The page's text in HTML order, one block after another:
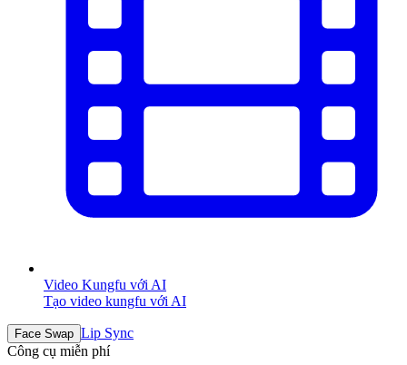
Video Kungfu với AI
Tạo video kungfu với AI
Face Swap Lip Sync
Công cụ miễn phí